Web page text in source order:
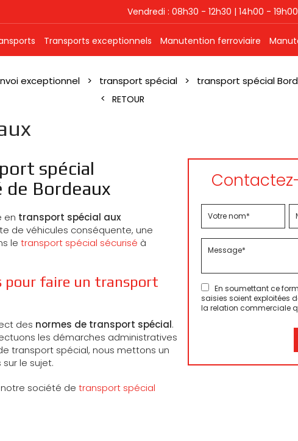
Vendredi : 08h30 - 12h30 | 14h00 - 19h00
Transports exceptionnels Manutention ferroviaire
exceptionnel transport spécial transport spécial
RETOUR
spécial
Bordeaux
en transport spécial aux
de véhicules conséquente, une
le transport spécial sécurisé à
pour faire un transport
des normes de transport spécial.
les démarches administratives
transport spécial, nous mettons un
le sujet.
société de transport spécial
En soumettant ce
saisies soient exploitées
la relation commerciale